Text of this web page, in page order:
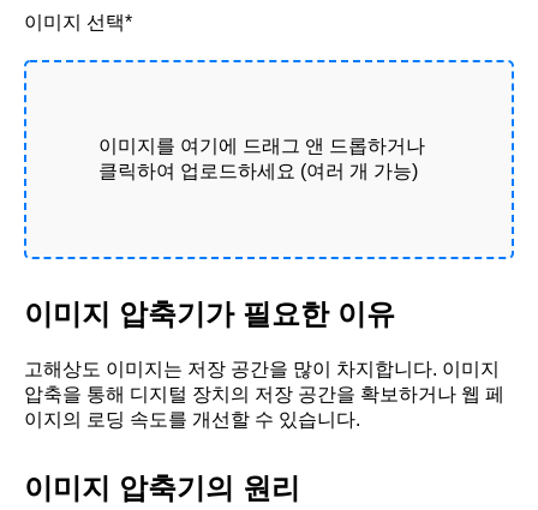
이미지 선택*
이미지를 여기에 드래그 앤 드롭하거나
클릭하여 업로드하세요 (여러 개 가능)
이미지 압축기가 필요한 이유
고해상도 이미지는 저장 공간을 많이 차지합니다. 이미지
압축을 통해 디지털 장치의 저장 공간을 확보하거나 웹 페
이지의 로딩 속도를 개선할 수 있습니다.
이미지 압축기의 원리